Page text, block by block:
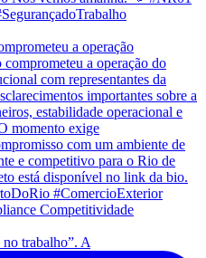
a operação
no trabalho”. A